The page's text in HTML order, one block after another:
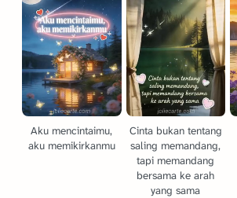
Aku mencintaimu,
aku memikirkanmu
Cinta bukan tentang
saling memandang,
tapi memandang
bersama ke arah
yang sama